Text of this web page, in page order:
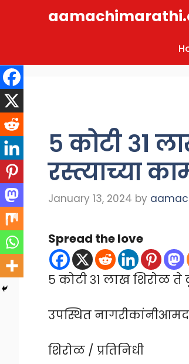
५ कोटी ३१
रस्त्याच्या
January 13, 2024 by
Spread the love
५ कोटी ३१ लाख शिरोळ ते
उपस्थित
शिरोळ / प्रतिनिधी